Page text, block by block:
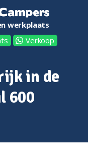
werkplaats
Verkoop
in de
600